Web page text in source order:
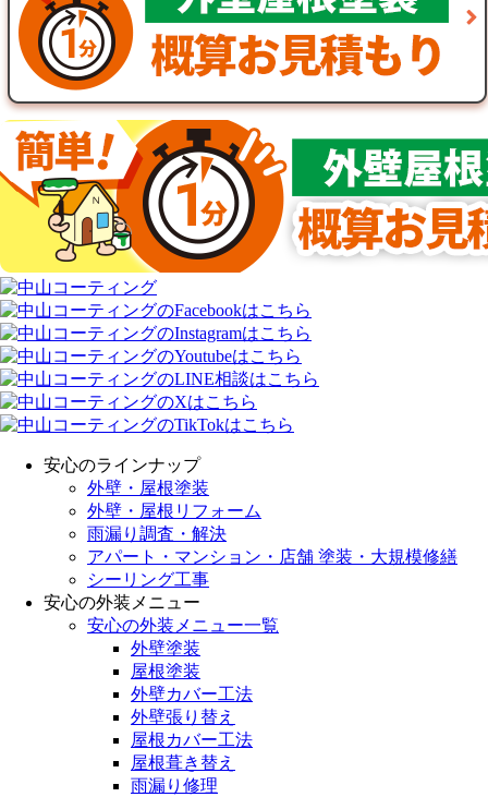
安心のラインナップ
外壁・屋根塗装
外壁・屋根リフォーム
雨漏り調査・解決
アパート・マンション・店舗 塗装・大規模修繕
シーリング工事
安心の外装メニュー
安心の外装メニュー一覧
外壁塗装
屋根塗装
外壁カバー工法
外壁張り替え
屋根カバー工法
屋根葺き替え
雨漏り修理